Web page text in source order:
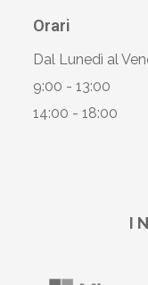
Orari
Dal Lunedì al
9:00 - 13:00
14:00 - 18:00
I